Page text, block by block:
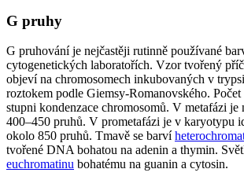
G pruhy
G pruhování je nejčastěji rutinně používané
cytogenetických laboratořích. Vzor tvořený
objeví na chromosomech inkubovaných v
roztokem podle Giemsy-Romanovského.
stupni kondenzace chromosomů. V metafázi je
400–450 pruhů. V prometafázi je v karyotypu
okolo 850 pruhů. Tmavě se barví
tvořené DNA bohatou na adenin a thymin.
euchromatinu bohatému na guanin a cytosin.